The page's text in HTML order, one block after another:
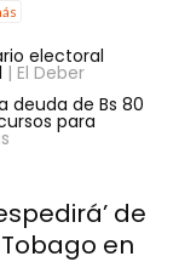
electoral
| El Deber
deuda de Bs 80
para
de
en